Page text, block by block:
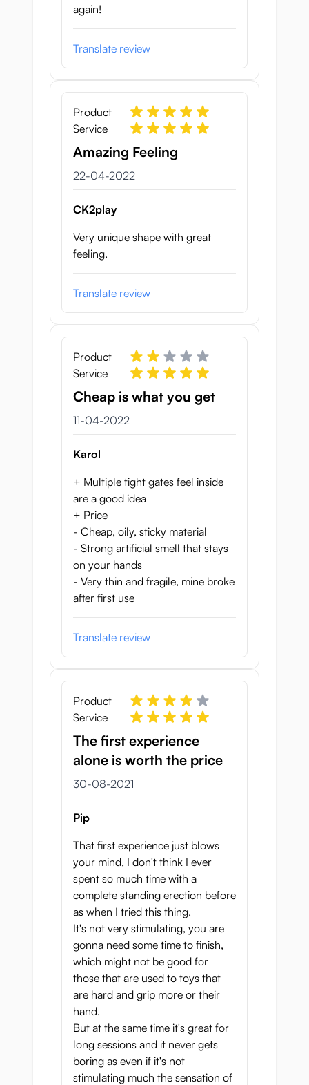
again!
Translate review
Product
Service
Amazing Feeling
22 april 2022
22-04-2022
CK2play
Very unique shape with great
feeling.
Translate review
Product
Service
Cheap is what you get
11 april 2022
11-04-2022
Karol
+ Multiple tight gates feel inside
are a good idea
+ Price
- Cheap, oily, sticky material
- Strong artificial smell that stays
on your hands
- Very thin and fragile, mine broke
after first use
Translate review
Product
Service
The first experience
alone is worth the price
30 augustus 2021
30-08-2021
Pip
That first experience just blows
your mind, I don't think I ever
spent so much time with a
complete standing erection before
as when I tried this thing.
It's not very stimulating, you are
gonna need some time to finish,
which might not be good for
those that are used to toys that
are hard and grip more or their
hand.
But at the same time it's great for
long sessions and it never gets
boring as even if it's not
stimulating much the sensation of